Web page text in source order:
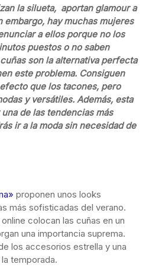
la silueta, aportan glamour a
hay muchas mujeres
a ellos porque no los
puestos o no saben
son la alternativa perfecta
este problema. Consiguen
que los tacones, pero
y versátiles. Además, esta
de las tendencias más
ir a la moda sin necesidad de
proponen unos looks
más sofisticadas del verano.
colocan las cuñas en un
una importancia suprema.
los accesorios estrella y una
temporada.